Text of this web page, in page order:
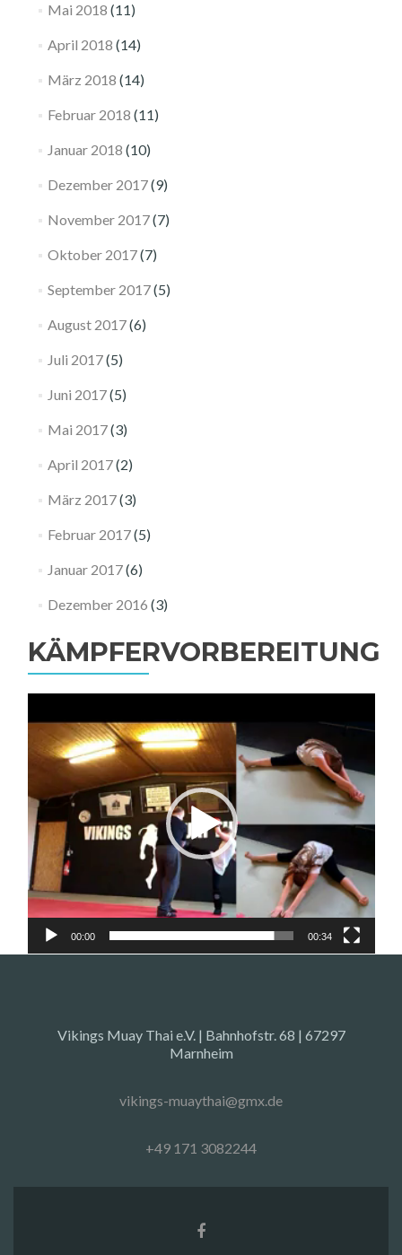
Mai 2018 (11)
April 2018 (14)
März 2018 (14)
Februar 2018 (11)
Januar 2018 (10)
Dezember 2017(9)
November 2017(7)
Oktober 2017(7)
September 2017(5)
August 2017(6)
Juli 2017(5)
Juni 2017(5)
Mai 2017(3)
April 2017(2)
März 2017(3)
Februar 2017(5)
Januar 2017(6)
Dezember 2016 (3)
KÄMPFERVORBEREITUNG
Player
00:00 00:34
Vikings Muay Thai e.V. | Bahnhofstr. 68 | 67297
Marnheim
vikings-muaythai@gmx.de
+49 171 3082244
Facebook-